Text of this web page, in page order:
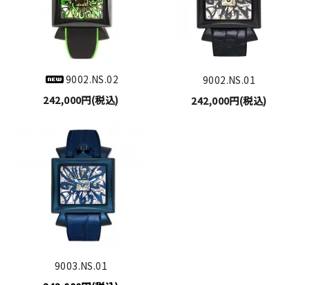
9002.NS.02
242,000円(税込)
9002.NS.01
242,000円(税込)
9003.NS.01